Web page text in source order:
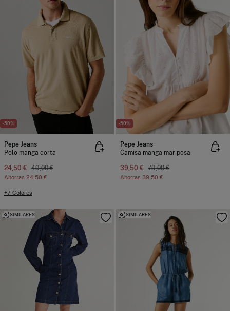
-50%
Pepe Jeans
Polo manga corta
24,50 € 49,00 €
Ahorras 24,50 €
+7 Colores
-50%
Pepe Jeans
Camisa manga mariposa
39,50 € 79,00 €
Ahorras 39,50 €
SIMILARES SIMILARES